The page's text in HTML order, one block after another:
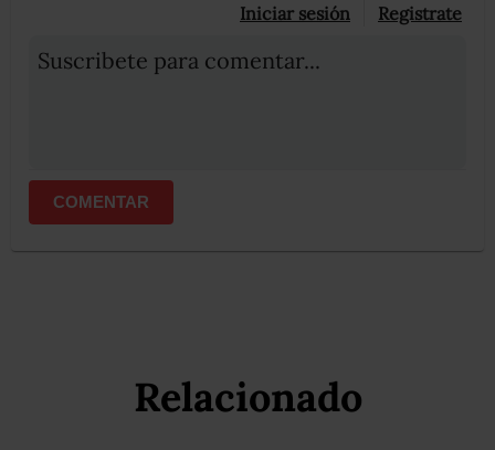
Iniciar sesión Registrate
Suscribete para comentar...
COMENTAR
Relacionado